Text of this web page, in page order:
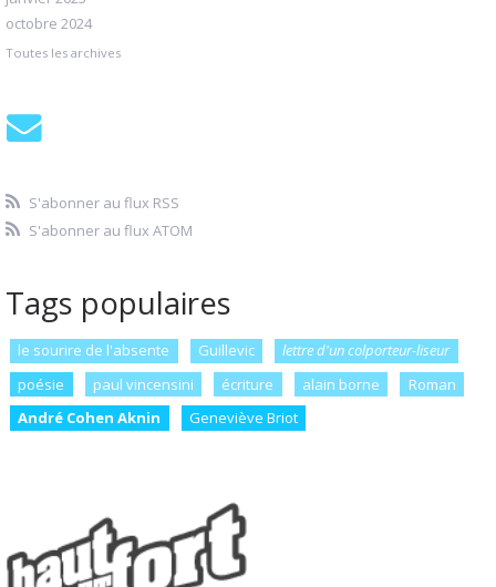
octobre 2024
Toutes les archives
S'abonner au flux RSS
S'abonner au flux ATOM
Tags populaires
le sourire de l'absente Guillevic
lettre d'un colporteur-liseur
poésie
paul vincensini écriture alain borne
Roman
André Cohen Aknin
Geneviève Briot